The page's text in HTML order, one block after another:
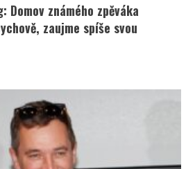
Domov známého zpěváka
zaujme spíše svou